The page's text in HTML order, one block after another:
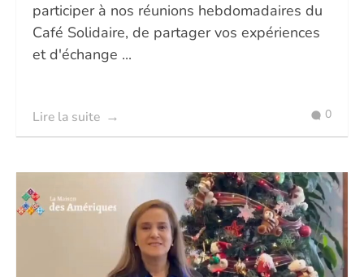
participer à nos réunions hebdomadaires du
Café Solidaire, de partager vos expériences
et d'échange ...
Lire la suite 0